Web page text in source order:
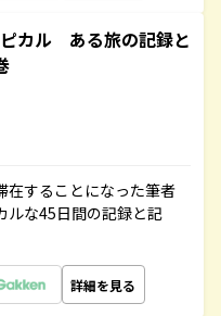
カル ある旅の記録と
在することになった筆者
ルな45日間の記録と記
詳細を見る